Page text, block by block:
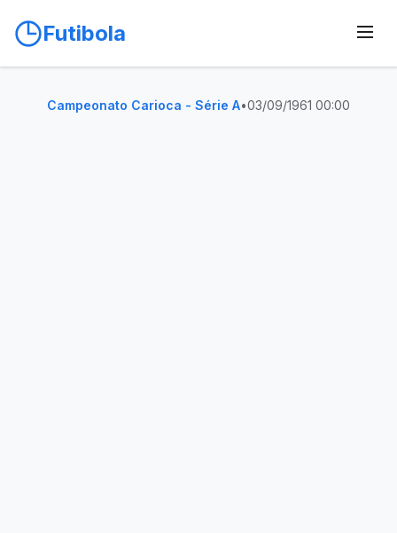
Futibola
Campeonato Carioca - Série A•03/09/1961 00:00